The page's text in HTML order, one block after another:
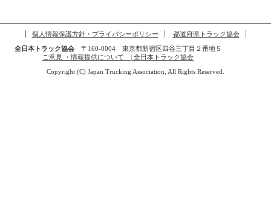
個人情報保護方針・プライバシーポリシー
都道府県トラック協会
全日本トラック協会〒160-0004 東京都新宿区四谷三丁目２番地５
ご意見 ・情報提供について | 全日本トラック協会
Copyright (C) Japan Trucking Association, All Rights Reserved.